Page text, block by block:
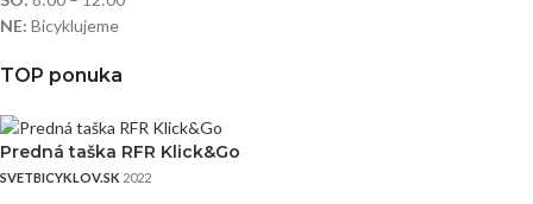
NE: Bicyklujeme
TOP ponuka
Predná taška RFR Klick&Go
SVETBICYKLOV.SK 2022